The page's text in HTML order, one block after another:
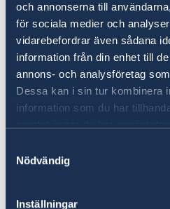
och annonserna till
för sociala medier och
vidarebefordrar även sådana
information från din enhet till
annons- och analysföretag
Dessa kan i sin tur kombinera
information som du har
Nödvändig
Inställningar
Efter att ha lämnat in
göra en
från
Efter
till Social Status Court
Om en irakisk kvinna
irakier, måste en av